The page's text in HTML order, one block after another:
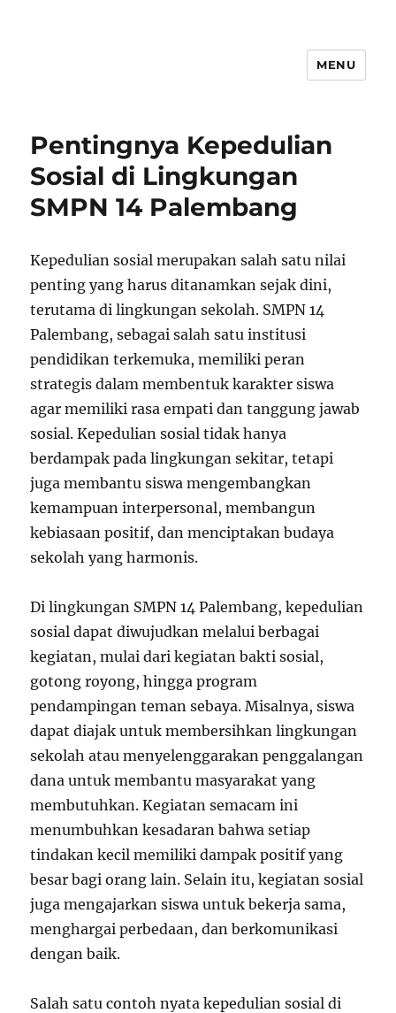
MENU
Pentingnya Kepedulian
Sosial di Lingkungan
SMPN 14 Palembang
Kepedulian sosial merupakan salah satu nilai
penting yang harus ditanamkan sejak dini,
terutama di lingkungan sekolah. SMPN 14
Palembang, sebagai salah satu institusi
pendidikan terkemuka, memiliki peran
strategis dalam membentuk karakter siswa
agar memiliki rasa empati dan tanggung jawab
sosial. Kepedulian sosial tidak hanya
berdampak pada lingkungan sekitar, tetapi
juga membantu siswa mengembangkan
kemampuan interpersonal, membangun
kebiasaan positif, dan menciptakan budaya
sekolah yang harmonis.
Di lingkungan SMPN 14 Palembang, kepedulian
sosial dapat diwujudkan melalui berbagai
kegiatan, mulai dari kegiatan bakti sosial,
gotong royong, hingga program
pendampingan teman sebaya. Misalnya, siswa
dapat diajak untuk membersihkan lingkungan
sekolah atau menyelenggarakan penggalangan
dana untuk membantu masyarakat yang
membutuhkan. Kegiatan semacam ini
menumbuhkan kesadaran bahwa setiap
tindakan kecil memiliki dampak positif yang
besar bagi orang lain. Selain itu, kegiatan sosial
juga mengajarkan siswa untuk bekerja sama,
menghargai perbedaan, dan berkomunikasi
dengan baik.
Salah satu contoh nyata kepedulian sosial di